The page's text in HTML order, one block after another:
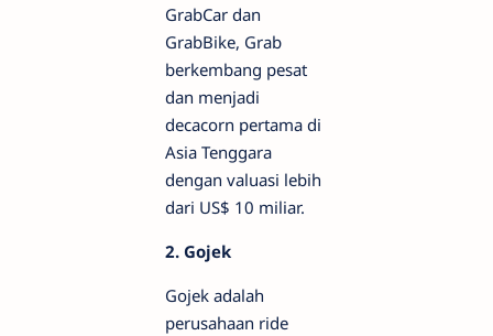
GrabCar dan
GrabBike, Grab
berkembang pesat
dan menjadi
decacorn pertama di
Asia Tenggara
dengan valuasi lebih
dari US$ 10 miliar.
2. Gojek
Gojek adalah
perusahaan ride